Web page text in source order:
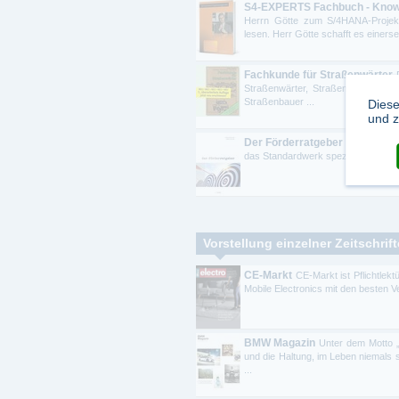
S4-EXPERTS Fachbuch -
Herrn Götte zum S/4HANA-
lesen. Herr Götte schafft es
Fachkunde für Straßenwärter
Straßenwärter,
Straßenbauer ...
Der Förderratgeber
Wie und
das Standardwerk speziell für
Vorstellung einzelner
CE-Markt CE-Markt ist
Mobile Electronics mit den besten
BMW Magazin Unter dem Motto
und die Haltung, im Leben niemals
und